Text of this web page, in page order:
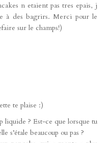
n etaient pas tres epais, j
à des bagrirs. Merci pour le
sur le champs!)
te plaise :)
liquide ? Est-ce que lorsque tu
s’étale beaucoup ou pas ?